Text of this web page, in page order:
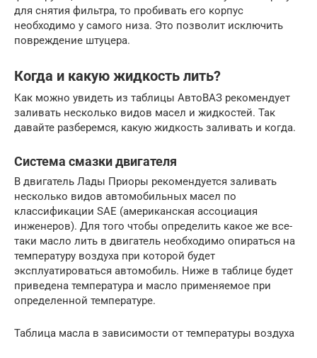
для снятия фильтра, то пробивать его корпус
необходимо у самого низа. Это позволит исключить
повреждение штуцера.
Когда и какую жидкость лить?
Как можно увидеть из таблицы АвтоВАЗ рекомендует
заливать несколько видов масел и жидкостей. Так
давайте разберемся, какую жидкость заливать и когда.
Система смазки двигателя
В двигатель Лады Приоры рекомендуется заливать
несколько видов автомобильных масел по
классификации SAE (американская ассоциация
инженеров). Для того чтобы определить какое же все-
таки масло лить в двигатель необходимо опираться на
температуру воздуха при которой будет
эксплуатироваться автомобиль. Ниже в таблице будет
приведена температура и масло применяемое при
определенной температуре.
Таблица масла в зависимости от температуры воздуха